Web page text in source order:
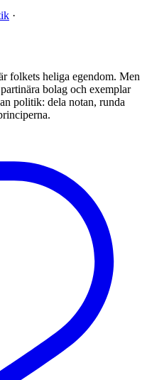
·
folkets heliga egendom. Men
bolag och exemplar
politik: dela notan, runda